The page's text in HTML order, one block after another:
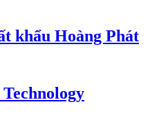
khẩu Hoàng Phát